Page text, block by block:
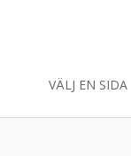
VÄLJ EN SIDA